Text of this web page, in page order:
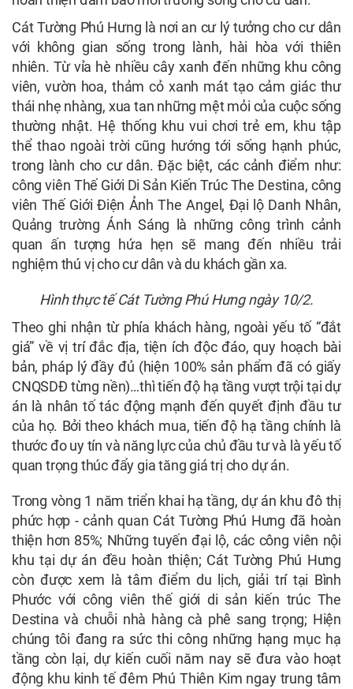
Cát Tường Phú Hưng là nơi an cư lý tưởng cho cư dân
với không gian sống trong lành, hài hòa với thiên
nhiên. Từ vỉa hè nhiều cây xanh đến những khu công
viên, vườn hoa, thảm cỏ xanh mát tạo cảm giác thư
thái nhẹ nhàng, xua tan những mệt mỏi của cuộc sống
thường nhật. Hệ thống khu vui chơi trẻ em, khu tập
thể thao ngoài trời cũng hướng tới sống hạnh phúc,
trong lành cho cư dân. Đặc biệt, các cảnh điểm như:
công viên Thế Giới Di Sản Kiến Trúc The Destina, công
viên Thế Giới Điện Ảnh The Angel, Đại lộ Danh Nhân,
Quảng trường Ánh Sáng là những công trình cảnh
quan ấn tượng hứa hẹn sẽ mang đến nhiều trải
nghiệm thú vị cho cư dân và du khách gần xa.
Hình thực tế Cát Tường Phú Hưng ngày 10/2.
Theo ghi nhận từ phía khách hàng, ngoài yếu tố “đắt
giá” về vị trí đắc địa, tiện ích độc đáo, quy hoạch bài
bản, pháp lý đầy đủ (hiện 100% sản phẩm đã có giấy
CNQSDĐ từng nền)…thì tiến độ hạ tầng vượt trội tại dự
án là nhân tố tác động mạnh đến quyết định đầu tư
của họ. Bởi theo khách mua, tiến độ hạ tầng chính là
thước đo uy tín và năng lực của chủ đầu tư và là yếu tố
quan trọng thúc đẩy gia tăng giá trị cho dự án.
Trong vòng 1 năm triển khai hạ tầng, dự án khu đô thị
phức hợp - cảnh quan Cát Tường Phú Hưng đã hoàn
thiện hơn 85%; Những tuyến đại lộ, các công viên nội
khu tại dự án đều hoàn thiện; Cát Tường Phú Hưng
còn được xem là tâm điểm du lịch, giải trí tại Bình
Phước với công viên thế giới di sản kiến trúc The
Destina và chuỗi nhà hàng cà phê sang trọng; Hiện
chúng tôi đang ra sức thi công những hạng mục hạ
tầng còn lại, dự kiến cuối năm nay sẽ đưa vào hoạt
động khu kinh tế đêm Phú Thiên Kim ngay trung tâm